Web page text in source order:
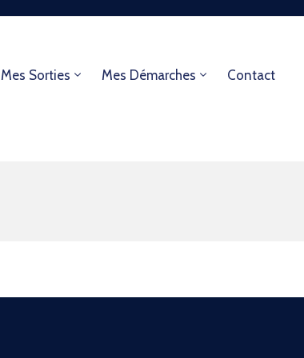
Mes Sorties Mes Démarches Contact